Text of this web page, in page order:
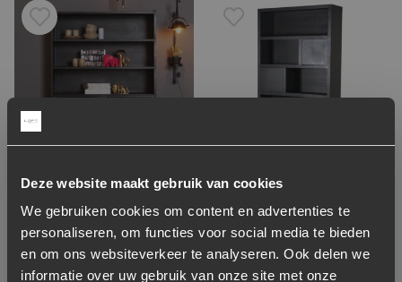
Deze website maakt gebruik van cookies
We gebruiken cookies om content en advertenties te
personaliseren, om functies voor social media te bieden
en om ons websiteverkeer te analyseren. Ook delen we
informatie over uw gebruik van onze site met onze
Toevoegen aan verlanglijstje
Verwijderen van verlanglijst
Boekenkast Industrieel
Metaal – Zwart
1.099,-
Toevoegen aan
Verwijderen van verlanglijst
Opbergkast Helsinki
Eikenhout 120 x 220 cm –
Zwart
1.499,-